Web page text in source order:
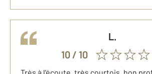
L.
10/ 10